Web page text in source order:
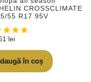
CROSSCLIMATE
55 R17 95V
lei
în coș